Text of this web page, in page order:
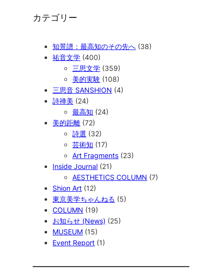
カテゴリー
知景譜：最高知のその先へ (38)
祐音文学 (400)
三思文学 (359)
美的実験 (108)
三思音 SANSHION (4)
詩禅美 (24)
最高知 (24)
美的距離 (72)
詩選 (32)
芸術知 (17)
Art Fragments (23)
Inside Journal (21)
AESTHETICS COLUMN (7)
Shion Art (12)
東京美学ちゃんねる (5)
COLUMN (19)
お知らせ (News) (25)
MUSEUM (15)
Event Report (1)